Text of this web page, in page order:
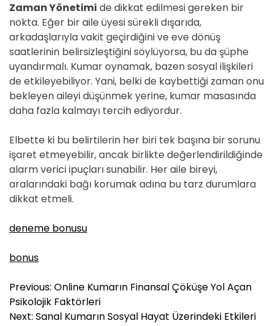
Zaman Yönetimi de dikkat edilmesi gereken bir
nokta. Eğer bir aile üyesi sürekli dışarıda,
arkadaşlarıyla vakit geçirdiğini ve eve dönüş
saatlerinin belirsizleştiğini söylüyorsa, bu da şüphe
uyandırmalı. Kumar oynamak, bazen sosyal ilişkileri
de etkileyebiliyor. Yani, belki de kaybettiği zaman onu
bekleyen aileyi düşünmek yerine, kumar masasında
daha fazla kalmayı tercih ediyordur.
Elbette ki bu belirtilerin her biri tek başına bir sorunu
işaret etmeyebilir, ancak birlikte değerlendirildiğinde
alarm verici ipuçları sunabilir. Her aile bireyi,
aralarındaki bağı korumak adına bu tarz durumlara
dikkat etmeli.
deneme bonusu
bonus
Y
a
z
Previous: Online Kumarın Finansal Çöküşe Yol Açan
Psikolojik Faktörleri
Next: Sanal Kumarın Sosyal Hayat Üzerindeki Etkileri